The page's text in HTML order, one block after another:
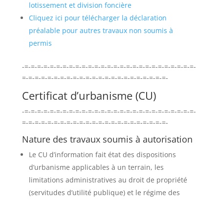
lotissement et division foncière
Cliquez ici pour télécharger la déclaration
préalable pour autres travaux non soumis à
permis
-=-=-=-=-=-=-=-=-=-=-=-=-=-=-=-=-=-=-=-=-=-=-=-=-=-=-=-
=-=-=-=-=-=-=-=-=-=-=-=-=-=-=-=-=-=-=-=-=-=-=-
Certificat d’urbanisme (CU)
-=-=-=-=-=-=-=-=-=-=-=-=-=-=-=-=-=-=-=-=-=-=-=-=-=-=-=-
=-=-=-=-=-=-=-=-=-=-=-=-=-=-=-=-=-=-=-=-=-=-=-
Nature des travaux soumis à autorisation
Le CU d’information fait état des dispositions
d’urbanisme applicables à un terrain, les
limitations administratives au droit de propriété
(servitudes d’utilité publique) et le régime des